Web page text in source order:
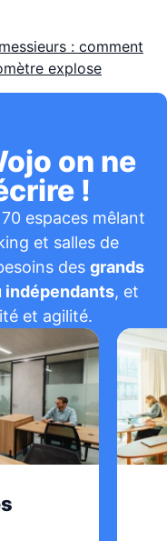
: comment
explose
on ne
!
espaces mêlant
et salles de
des grands
indépendants, et
et agilité.